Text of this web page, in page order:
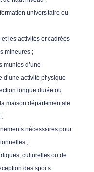
universitaire ou
les activités encadrées
mineures ;
munies d’une
d’une activité physique
longue durée ou
maison départementale
;
nécessaires pour
;
culturelles ou de
des sports